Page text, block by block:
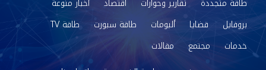
طاقة متجددة
تقارير وحوارات اقتصاد
أخبار منوعة
بروفايل
قضايا ألبومات طاقة سبورت
طاقة TV
خدمات
مجتمع
مقالات